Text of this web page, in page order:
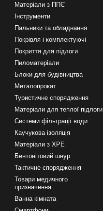
Матеріали з ППЄ
Інструменти
Пальники та обладнання
Покрівля і комплектуючі
Покриття для підлоги
Пиломатеріали
Блоки для будівництва
Металопрокат
Туристичне спорядження
Матеріали для теплої підлоги
Системи фільтрації води
Каучукова ізоляція
Матеріали з ХРЕ
Бентонітовий шнур
Тактичне спорядження
Товари медичного
призначення
Ванна кімната